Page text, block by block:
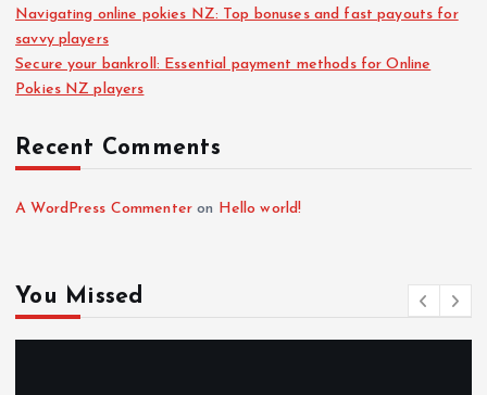
Navigating online pokies NZ: Top bonuses and fast payouts for
savvy players
Secure your bankroll: Essential payment methods for Online
Pokies NZ players
Recent Comments
A WordPress Commenter on Hello world!
You Missed